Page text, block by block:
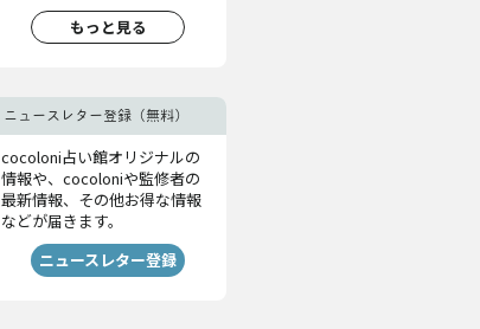
もっと見る
ニュースレター登録（無料）
cocoloni占い館オリジナルの
情報や、cocoloniや監修者の
最新情報、その他お得な情報
などが届きます。
ニュースレター登録